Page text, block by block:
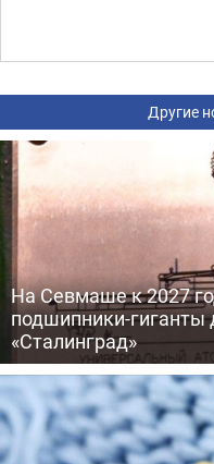
Другие
На Севмаше к 2027
подшипники-гиганты
«Сталинград»